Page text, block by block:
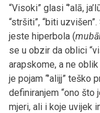
“Visoki” glasi “’alā,
“stršiti”, “biti
jeste hiperbola (
se u obzir da oblici
arapskome, a ne oblik
je pojam “’alijj”
definiranjem “ono
mjeri, ali i koje uvijek